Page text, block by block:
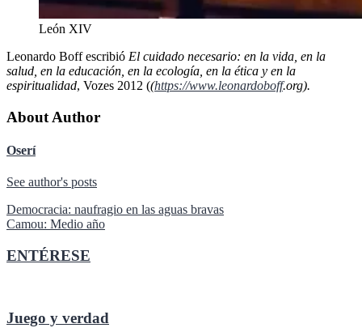
León XIV
Leonardo Boff escribió El cuidado necesario: en la vida, en la
salud, en la educación, en la ecología, en la ética y en la
espiritualidad, Vozes 2012 ((https://www.leonardoboff.org).
About Author
Oserí
See author's posts
Navegación
de
entradas
Democracia: naufragio en las aguas bravas
Camou: Medio año
ENTÉRESE
Juego y verdad